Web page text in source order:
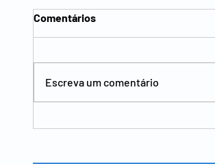
Comentários
Escreva um comentário